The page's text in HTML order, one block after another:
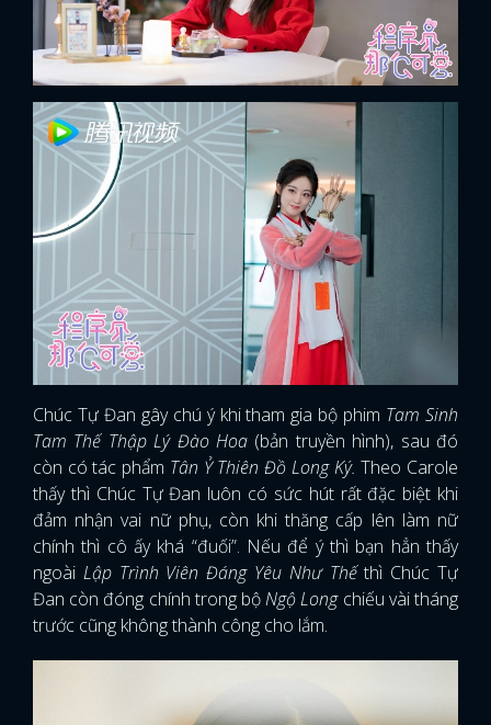
Chúc Tự Đan gây chú ý khi tham gia bộ phim Tam Sinh
Tam Thế Thập Lý Đào Hoa (bản truyền hình), sau đó
còn có tác phẩm Tân Ỷ Thiên Đồ Long Ký.Theo Carole
thấy thì Chúc Tự Đan luôn có sức hút rất đặc biệt khi
đảm nhận vai nữ phụ, còn khi thăng cấp lên làm nữ
chính thì cô ấy khá “đuối”. Nếu để ý thì bạn hẳn thấy
ngoài Lập Trình Viên Đáng Yêu Như Thếthì Chúc Tự
Đan còn đóng chính trong bộNgộ Longchiếu vài tháng
trước cũng không thành công cho lắm.